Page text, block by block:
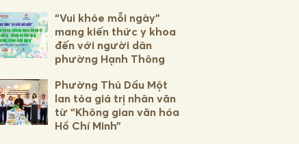
“Vui khỏe mỗi ngày”
mang kiến thức y khoa
đến với người dân
phường Hạnh Thông
Phường Thủ Dầu Một
lan tỏa giá trị nhân văn
từ “Không gian văn hóa
Hồ Chí Minh”